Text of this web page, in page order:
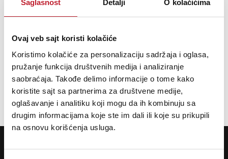
Saglasnost Detalji O kolačićima
Ovaj veb sajt koristi kolačiće
Koristimo kolačiće za personalizaciju sadržaja i oglasa,
pružanje funkcija društvenih medija i analiziranje
saobraćaja. Takođe delimo informacije o tome kako
koristite sajt sa partnerima za društvene medije,
oglašavanje i analitiku koji mogu da ih kombinuju sa
drugim informacijama koje ste im dali ili koje su prikupili
na osnovu korišćenja usluga.
Šifra: 18475
PROVJERITE DOSTUPNOST
Ukupno: 1
« 1
Ukoliko želite da dobijete najnovije informacije o novitetima i popustima,